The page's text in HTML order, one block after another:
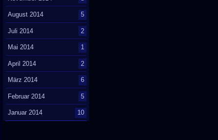
August 2014 5
Juli 2014 2
Mai 2014 1
April 2014 2
März 2014 6
Februar 2014 5
Januar 2014 10